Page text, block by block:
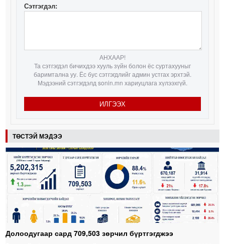
Сэтгэгдэл:
АНХААР!
Та сэтгэгдэл бичихдээ хууль зүйн болон ёс суртахууныг
баримтална уу. Ёс бус сэтгэгдлийг админ устгах эрхтэй.
Мэдээний сэтгэгдэлд sonin.mn хариуцлага хүлээхгүй.
ИЛГЭЭХ
ТӨСТЭЙ МЭДЭЭ
Долоодугаар сард 709,503 зөрчил бүртгэгджээ